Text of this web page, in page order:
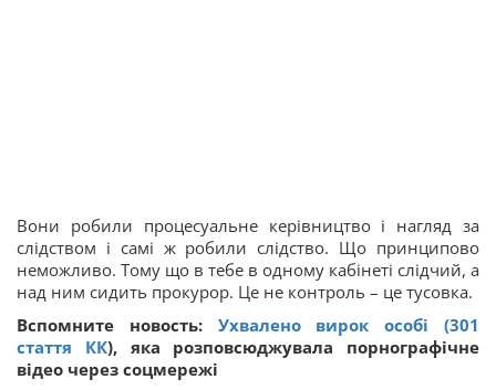
Вони робили процесуальне керівництво і нагляд за
слідством і самі ж робили слідство. Що принципово
неможливо. Тому що в тебе в одному кабінеті слідчий, а
над ним сидить прокурор. Це не контроль – це тусовка.
Вспомните новость: Ухвалено вирок особі (301
стаття КК), яка розповсюджувала порнографічне
відео через соцмережі